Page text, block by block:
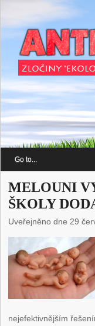
MELOUNI
ŠKOLY
Uveřejněno dne 29
nejefektivnějším